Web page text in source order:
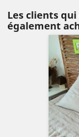
Les clients
également